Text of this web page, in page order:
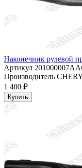
Наконечник рулевой
Артикул
Производитель
1 400 ₽
Купить